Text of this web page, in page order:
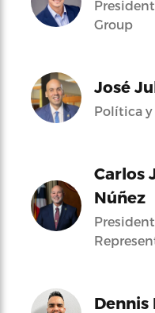
Group
José
Política
Carlos
Núñez
Dennis